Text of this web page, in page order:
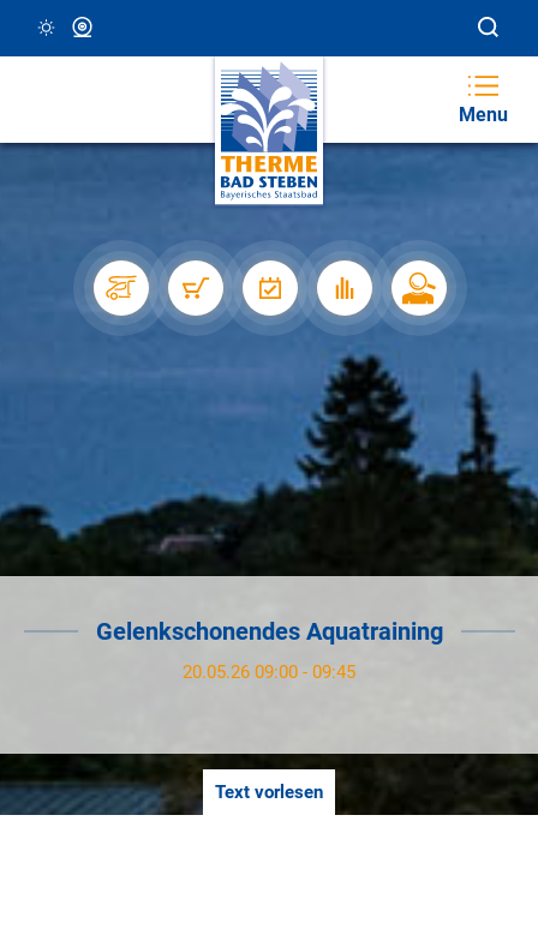
19 °C, Klar/Sonnig
Menu
Gelenkschonendes Aquatraining
20.05.26 09:00 - 09:45
Text vorlesen